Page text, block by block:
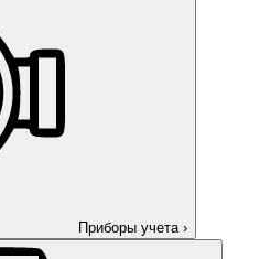
Приборы учета ›